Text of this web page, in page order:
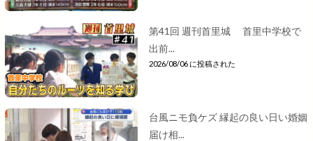
第41回 週刊首里城 首里中学校で
出前...
2026/08/06 に投稿された
台風ニモ負ケズ 縁起の良い日い婚姻
届け相...